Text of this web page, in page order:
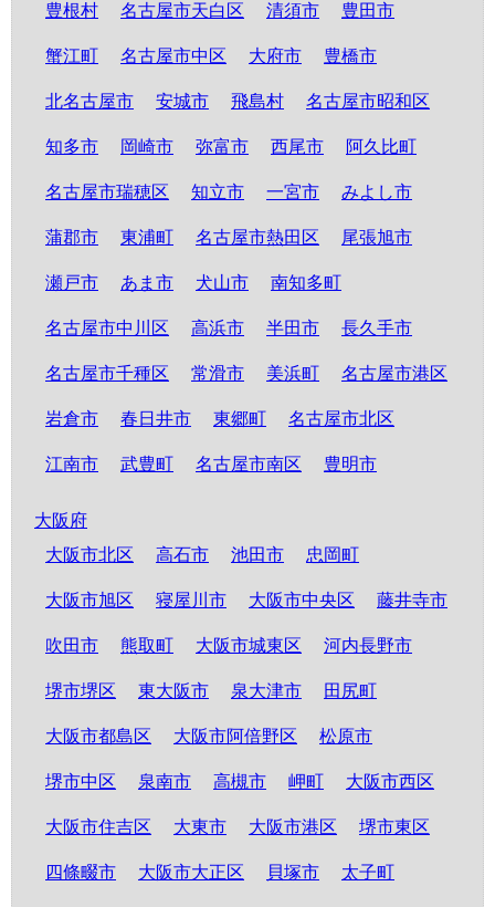
豊根村 名古屋市天白区 清須市 豊田市
蟹江町 名古屋市中区 大府市 豊橋市
北名古屋市 安城市 飛島村 名古屋市昭和区
知多市 岡崎市 弥富市 西尾市 阿久比町
名古屋市瑞穂区 知立市 一宮市 みよし市
蒲郡市 東浦町 名古屋市熱田区 尾張旭市
瀬戸市 あま市 犬山市 南知多町
名古屋市中川区 高浜市 半田市 長久手市
名古屋市千種区 常滑市 美浜町 名古屋市港区
岩倉市 春日井市 東郷町 名古屋市北区
江南市 武豊町 名古屋市南区 豊明市
大阪府
大阪市北区
高石市 池田市 忠岡町
大阪市旭区 寝屋川市 大阪市中央区 藤井寺市
吹田市 熊取町 大阪市城東区 河内長野市
堺市堺区 東大阪市 泉大津市 田尻町
大阪市都島区 大阪市阿倍野区 松原市
堺市中区 泉南市 高槻市 岬町 大阪市西区
大阪市住吉区 大東市 大阪市港区 堺市東区
四條畷市 大阪市大正区 貝塚市 太子町